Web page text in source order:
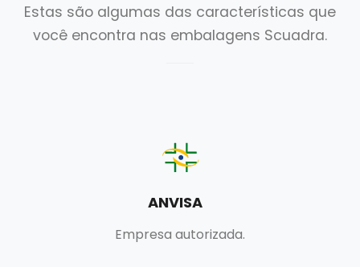
Estas são algumas das características que
você encontra nas embalagens Scuadra.
ANVISA
Empresa autorizada.